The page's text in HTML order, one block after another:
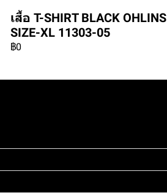
เสื้อ T-SHIRT BLACK OHLINS
SIZE-XL 11303-05
฿0